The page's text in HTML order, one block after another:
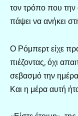
τον τρόπο που την
πάψει να ανήκει
Ο Ρόμπερτ είχε
πιέζοντας, όχι
σεβασμό την
Και η μέρα αυτή